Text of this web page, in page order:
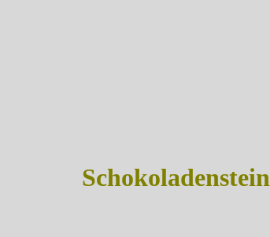
Schokoladenstein